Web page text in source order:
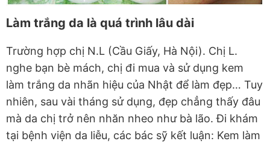
Làm trắng da là quá trình lâu dài
Trường hợp chị N.L (Cầu Giấy, Hà Nội). Chị L.
nghe bạn bè mách, chị đi mua và sử dụng kem
làm trắng da nhãn hiệu của Nhật để làm đẹp… Tuy
nhiên, sau vài tháng sử dụng, đẹp chẳng thấy đâu
mà da chị trở nên nhăn nheo như bà lão. Đi khám
tại bệnh viện da liễu, các bác sỹ kết luận: Kem làm